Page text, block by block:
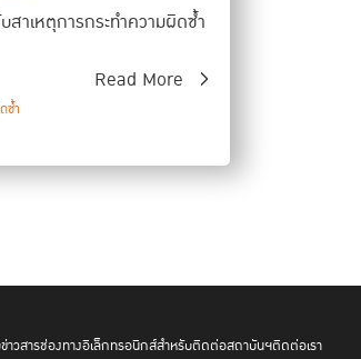
าเหตุการกระทำความผิดซ้ำ
Read More
ซ้ำ
าวสารช่องทางอิเล็กทรอนิกส์สำหรับติดต่อสถาบันฯติดต่อเรา